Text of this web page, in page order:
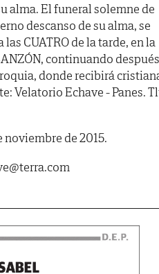
alma. El funeral solemne de
descanso de su alma, se
las CUATRO de la tarde, en la
continuando después
donde recibirá
Velatorio Echave - Panes.
noviembre de 2015.